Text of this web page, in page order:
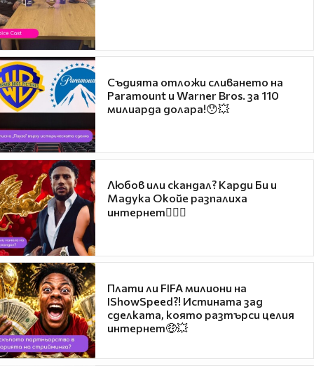
Съдията отложи сливането на
Paramount и Warner Bros. за 110
милиарда долара!😯💥
Любов или скандал? Карди Би и
Мадука Окойе разпалиха
интернет❤️‍🔥🔥
Плати ли FIFA милиони на
IShowSpeed?! Истината зад
сделката, която разтърси целия
интернет🤑💥